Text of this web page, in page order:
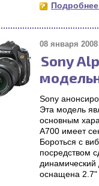
08 января 2008
Sony
Sony
Эта модель
основным
A700 имеет
Бороться с
посредством
оснащена 2.7"